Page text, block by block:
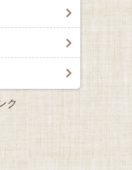
ク